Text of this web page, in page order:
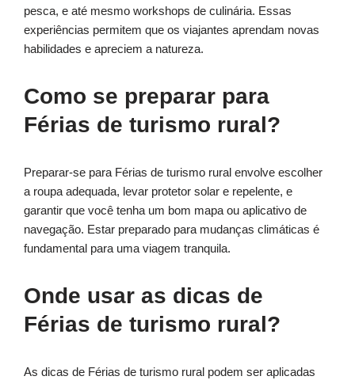
pesca, e até mesmo workshops de culinária. Essas
experiências permitem que os viajantes aprendam novas
habilidades e apreciem a natureza.
Como se preparar para
Férias de turismo rural?
Preparar-se para Férias de turismo rural envolve escolher
a roupa adequada, levar protetor solar e repelente, e
garantir que você tenha um bom mapa ou aplicativo de
navegação. Estar preparado para mudanças climáticas é
fundamental para uma viagem tranquila.
Onde usar as dicas de
Férias de turismo rural?
As dicas de Férias de turismo rural podem ser aplicadas